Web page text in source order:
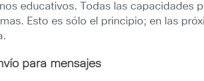
educativos. Todas las capacidades
Esto es sólo el principio; en las
para mensajes